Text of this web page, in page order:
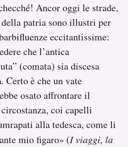
Ancor oggi le strade,
patria sono illustri per
eccitantissime:
che l’antica
(comata) sia discesa
è che un vate
osato affrontare il
coi capelli
alla tedesca, come li
mio figaro» (I viaggi, la